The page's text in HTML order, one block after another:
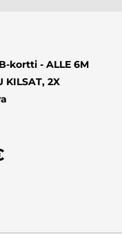
kortti - ALLE 6M
KILSAT, 2X